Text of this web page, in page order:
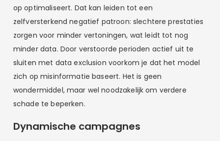
op optimaliseert. Dat kan leiden tot een
zelfversterkend negatief patroon: slechtere prestaties
zorgen voor minder vertoningen, wat leidt tot nog
minder data. Door verstoorde perioden actief uit te
sluiten met data exclusion voorkom je dat het model
zich op misinformatie baseert. Het is geen
wondermiddel, maar wel noodzakelijk om verdere
schade te beperken.
Dynamische campagnes